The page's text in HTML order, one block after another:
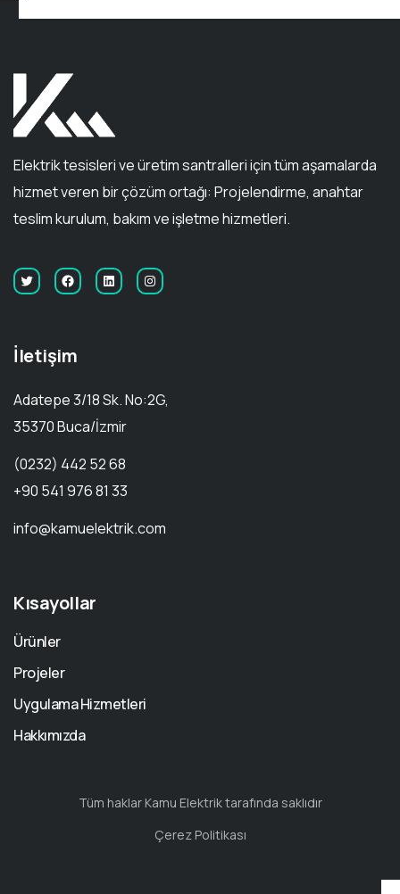
Elektrik tesisleri ve üretim santralleri için tüm aşamalarda
hizmet veren bir çözüm ortağı: Projelendirme, anahtar
teslim kurulum, bakım ve işletme hizmetleri.
İletişim
Adatepe 3/18 Sk. No:2G,
35370 Buca/İzmir
(0232) 442 52 68
+90 541 976 81 33
info@kamuelektrik.com
Kısayollar
Ürünler
Projeler
Uygulama Hizmetleri
Hakkımızda
Tüm haklar Kamu Elektrik tarafında saklıdır
Çerez Politikası